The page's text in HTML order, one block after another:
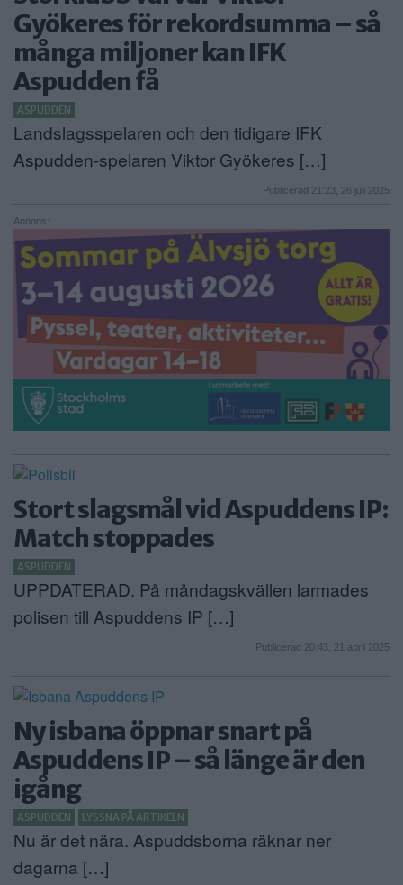
ANNONSERA
NÄRINGSLIV
MER
Gyökeres för rekordsumma – så
många miljoner kan IFK
Aspudden få
ASPUDDEN
Landslagsspelaren och den tidigare IFK
Aspudden-spelaren Viktor Gyökeres […]
Publicerad 21:23, 26 juli 2025
Annons:
Stort slagsmål vid Aspuddens IP:
Match stoppades
ASPUDDEN
UPPDATERAD. På måndagskvällen larmades
polisen till Aspuddens IP […]
Publicerad 20:43, 21 april 2025
Ny isbana öppnar snart på
Aspuddens IP – så länge är den
igång
ASPUDDEN LYSSNA PÅ ARTIKELN
Nu är det nära. Aspuddsborna räknar ner
dagarna […]